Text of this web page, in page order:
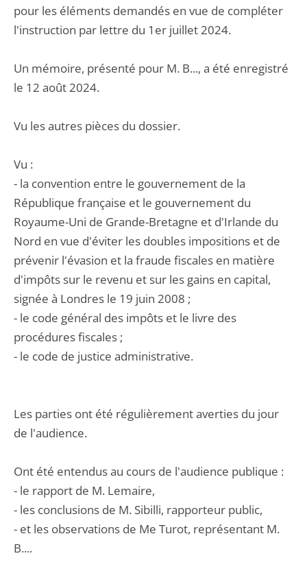
pour les éléments demandés en vue de compléter
l'instruction par lettre du 1er juillet 2024.
Un mémoire, présenté pour M. B..., a été enregistré
le 12 août 2024.
Vu les autres pièces du dossier.
Vu :
- la convention entre le gouvernement de la
République française et le gouvernement du
Royaume-Uni de Grande-Bretagne et d'Irlande du
Nord en vue d'éviter les doubles impositions et de
prévenir l'évasion et la fraude fiscales en matière
d'impôts sur le revenu et sur les gains en capital,
signée à Londres le 19 juin 2008 ;
- le code général des impôts et le livre des
procédures fiscales ;
- le code de justice administrative.
Les parties ont été régulièrement averties du jour
de l'audience.
Ont été entendus au cours de l'audience publique :
- le rapport de M. Lemaire,
- les conclusions de M. Sibilli, rapporteur public,
- et les observations de Me Turot, représentant M.
B....